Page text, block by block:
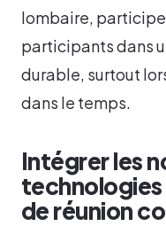
lombaire,
participants dans
durable, surtout
dans le temps.
Intégrer les
de réunion